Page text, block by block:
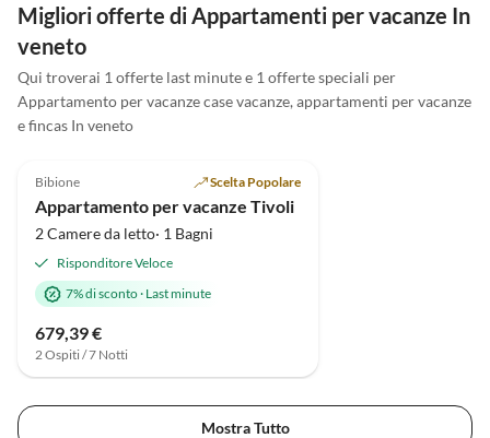
Migliori offerte di Appartamenti per vacanze In
veneto
Qui troverai 1 offerte last minute e 1 offerte speciali per
Appartamento per vacanze case vacanze, appartamenti per vacanze
e fincas In veneto
Bibione Scelta Popolare
Appartamento per vacanze Tivoli
2 Camere da letto· 1 Bagni
Risponditore Veloce
7% di sconto· Last minute
679,39 €
2 Ospiti / 7 Notti
Mostra Tutto